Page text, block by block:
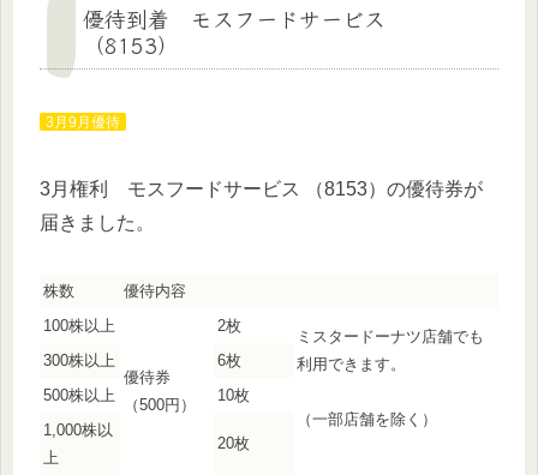
優待到着 モスフードサービス
（8153）
3月9月優待
3月権利 モスフードサービス （8153）の優待券が
届きました。
株数
優待内容
100株以上
優待券
（500円）
2枚
ミスタードーナツ店舗でも
利用できます。
（一部店舗を除く）
300株以上
6枚
500株以上
10枚
1,000株以
上
20枚